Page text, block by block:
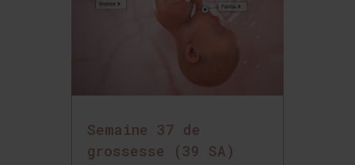
Semaine 37 de
grossesse (39 SA)